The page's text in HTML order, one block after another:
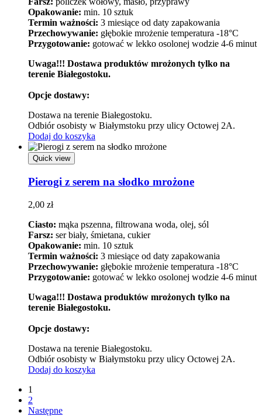
Opakowanie: min. 10 sztuk
Termin ważności: 3 miesiące od daty zapakowania
Przechowywanie: głębokie mrożenie temperatura -18°C
Przygotowanie: gotować w lekko osolonej wodzie 4-6 minut
Uwaga!!! Dostawa produktów mrożonych tylko na
terenie Białegostoku.
Opcje dostawy:
Dostawa na terenie Białegostoku.
Odbiór osobisty w Białymstoku przy ulicy Octowej 2A.
Dodaj do koszyka
Quick view
Pierogi z serem na słodko mrożone
2,00 zł
Ciasto: mąka pszenna, filtrowana woda, olej, sól
Farsz: ser biały, śmietana, cukier
Opakowanie: min. 10 sztuk
Termin ważności: 3 miesiące od daty zapakowania
Przechowywanie: głębokie mrożenie temperatura -18°C
Przygotowanie: gotować w lekko osolonej wodzie 4-6 minut
Uwaga!!! Dostawa produktów mrożonych tylko na
terenie Białegostoku.
Opcje dostawy:
Dostawa na terenie Białegostoku.
Odbiór osobisty w Białymstoku przy ulicy Octowej 2A.
Dodaj do koszyka
1
2
Następne